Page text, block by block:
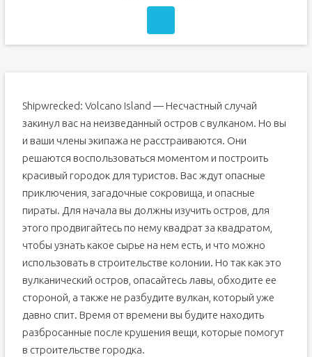
Shipwrecked: Volcano Island — Несчастный случай
закинул вас на неизведанный остров с вулканом. Но вы
и ваши члены экипажа не расстраиваются. Они
решаются воспользоваться моментом и построить
красивый городок для туристов. Вас ждут опасные
приключения, загадочные сокровища, и опасные
пираты. Для начала вы должны изучить остров, для
этого продвигайтесь по нему квадрат за квадратом,
чтобы узнать какое сырье на нем есть, и что можно
использовать в строительстве колонии. Но так как это
вулканический остров, опасайтесь лавы, обходите ее
стороной, а также не разбудите вулкан, который уже
давно спит. Время от времени вы будите находить
разбросанные после крушения вещи, которые помогут
в строительстве городка.